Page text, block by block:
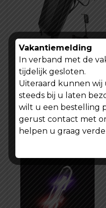
Opbergtas
elektrische step E-
bike 5L waterdicht
en schokbestendig
€34,99
prijs
was:
€ 34,99.
€24,99
is:
€
Toevoegen
aan
Vakantiemelding
In verband met de
tijdelijk gesloten.
Uiteraard kunnen wij
steeds bij u laten
wilt u een bestelling
gerust contact met
helpen u graag